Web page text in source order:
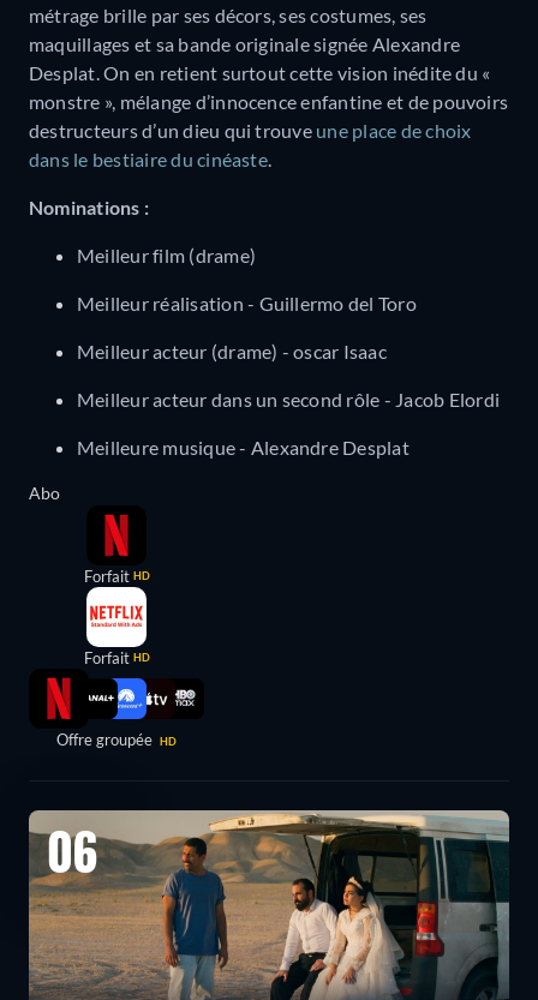
métrage brille par ses décors, ses costumes, ses
maquillages et sa bande originale signée Alexandre
Desplat. On en retient surtout cette vision inédite du «
monstre », mélange d’innocence enfantine et de pouvoirs
destructeurs d’un dieu qui trouve une place de choix
dans le bestiaire du cinéaste.
Nominations :
Meilleur film (drame)
Meilleur réalisation - Guillermo del Toro
Meilleur acteur (drame) - oscar Isaac
Meilleur acteur dans un second rôle - Jacob Elordi
Meilleure musique - Alexandre Desplat
Abo
Forfait HD
Forfait HD
Offre groupée HD
06